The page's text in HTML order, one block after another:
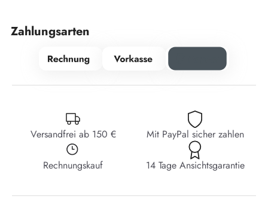
Zahlungsarten
Versandfrei ab 150 € Mit PayPal sicher zahlen
Rechnungskauf 14 Tage Ansichtsgarantie